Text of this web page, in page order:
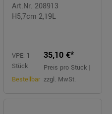
Art.Nr. 208913
H5,7cm 2,19L
VPE: 1
Stück
Bestellbar
35,10 €*
Preis pro Stück |
zzgl. MwSt.